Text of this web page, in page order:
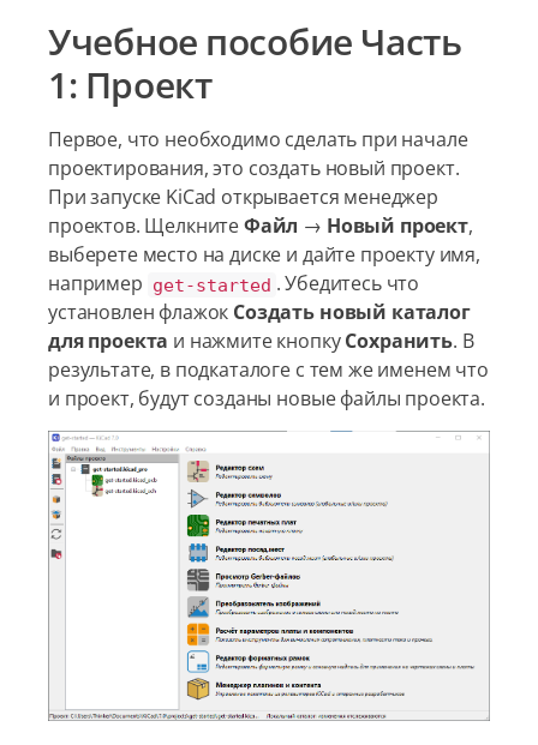
Учебное пособие Часть
1: Проект
Первое, что необходимо сделать при начале
проектирования, это создать новый проект.
При запуске KiCad открывается менеджер
проектов. ЩелкнитеФайл → Новый проект,
выберете место на диске и дайте проекту имя,
например get-started . Убедитесь что
установлен флажок Создать новый каталог
для проекта и нажмите кнопкуСохранить. В
результате, в подкаталоге с тем же именем что
и проект, будут созданы новые файлы проекта.